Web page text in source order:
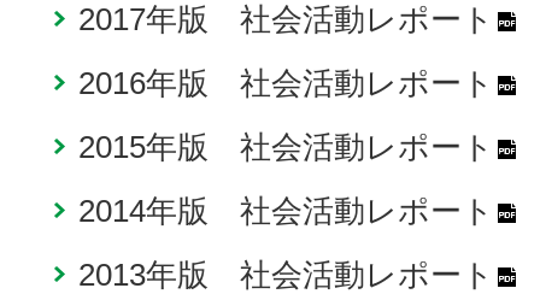
2017年版 社会活動レポート
2016年版 社会活動レポート
2015年版 社会活動レポート
2014年版 社会活動レポート
2013年版 社会活動レポート